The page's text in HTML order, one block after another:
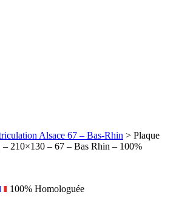
Alsace 67 – Bas-Rhin > Plaque
210×130 – 67 – Bas Rhin – 100%
100% Homologuée